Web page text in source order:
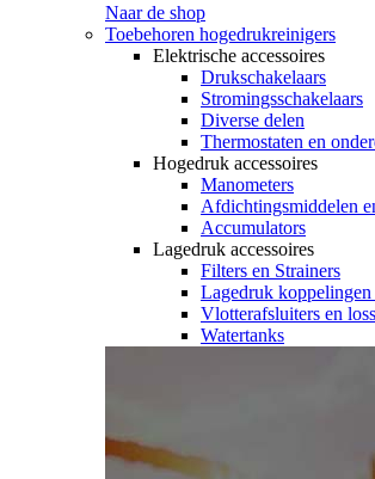
Naar de shop
Toebehoren hogedrukreinigers
Elektrische accessoires
Drukschakelaars
Stromingsschakelaars
Diverse delen
Thermostaten en
Hogedruk accessoires
Manometers
Afdichtingsmiddelen
Accumulators
Lagedruk accessoires
Filters en Strainers
Lagedruk
Vlotterafsluiters en
Watertanks